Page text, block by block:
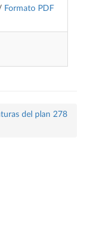
Formato PDF
del plan 278